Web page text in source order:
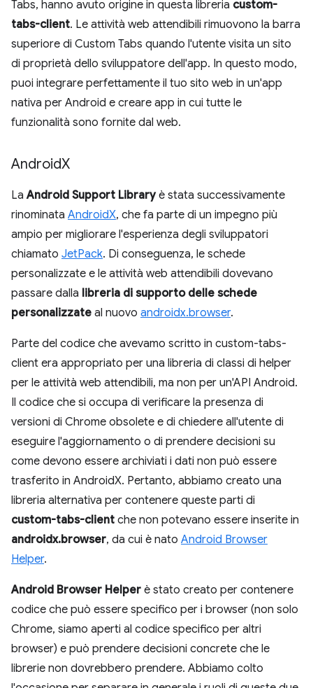
Tabs, hanno avuto origine in questa libreria custom-
tabs-client. Le attività web attendibili rimuovono la barra
superiore di Custom Tabs quando l'utente visita un sito
di proprietà dello sviluppatore dell'app. In questo modo,
puoi integrare perfettamente il tuo sito web in un'app
nativa per Android e creare app in cui tutte le
funzionalità sono fornite dal web.
AndroidX
LaAndroid Support Libraryè stata successivamente
rinominata AndroidX, che fa parte di un impegno più
ampio per migliorare l'esperienza degli sviluppatori
chiamato JetPack. Di conseguenza, le schede
personalizzate e le attività web attendibili dovevano
passare dalla libreria di supporto delle schede
personalizzate al nuovo androidx.browser.
Parte del codice che avevamo scritto in custom-tabs-
client era appropriato per una libreria di classi di helper
per le attività web attendibili, ma non per un'API Android.
Il codice che si occupa di verificare la presenza di
versioni di Chrome obsolete e di chiedere all'utente di
eseguire l'aggiornamento o di prendere decisioni su
come devono essere archiviati i dati non può essere
trasferito in AndroidX. Pertanto, abbiamo creato una
libreria alternativa per contenere queste parti di
custom-tabs-client che non potevano essere inserite in
androidx.browser, da cui è nato Android Browser
Helper.
Android Browser Helper è stato creato per contenere
codice che può essere specifico per i browser (non solo
Chrome, siamo aperti al codice specifico per altri
browser) e può prendere decisioni concrete che le
librerie non dovrebbero prendere. Abbiamo colto